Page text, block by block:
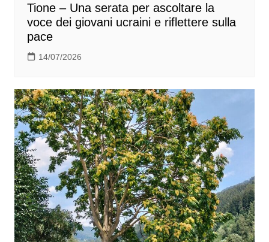
Tione – Una serata per ascoltare la
voce dei giovani ucraini e riflettere sulla
pace
14/07/2026